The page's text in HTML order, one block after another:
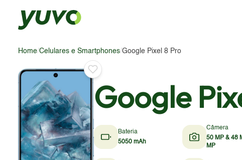
Home/Celulares e Smartphones/Google Pixel 8 Pro
Google
Bateria
5050 mAh
Câmera
50 MP & 48
MP